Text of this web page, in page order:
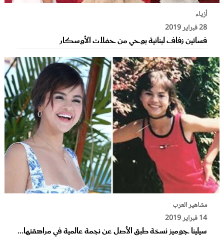
أزياء
28 فبراير 2019
فساتين زفاف لبنانية بوحي من حفلات الأوسكار
مشاهير العرب
14 فبراير 2019
سيلينا جوميز نسخة طبق الأصل عن نجمة عالمية في مراهقتها...